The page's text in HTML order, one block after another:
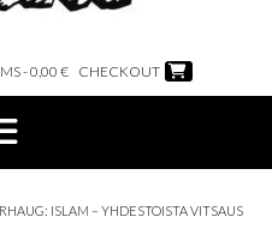
- 0,00 € CHECKOUT
ISLAM – YHDESTOISTA VITSAUS